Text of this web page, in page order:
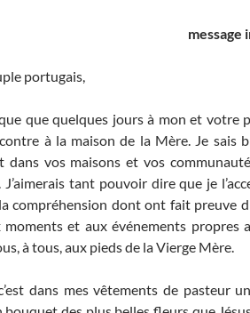
message
portugais,
que quelques jours à mon et votre
à la maison de la Mère. Je sais
dans vos maisons et vos
J’aimerais tant pouvoir dire que je
compréhension dont ont fait preuve
et aux événements propres
à tous, aux pieds de la Vierge Mère.
dans mes vêtements de pasteur